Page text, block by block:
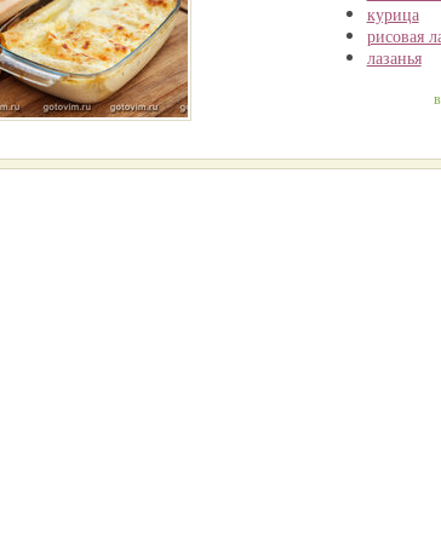
курица
рисовая
лазанья